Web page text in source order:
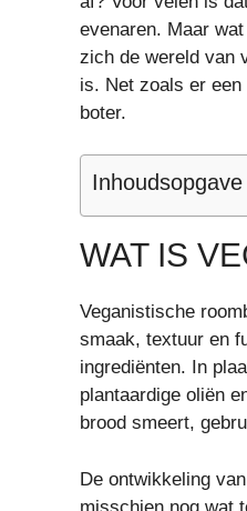
evenaren. Maar
zich de wereld van
is. Net zoals er
boter.
Inhoudsopgave
WAT IS
Veganistische
smaak, textuur en
ingrediënten. In
plantaardige oliën
brood smeert,
De ontwikkeling